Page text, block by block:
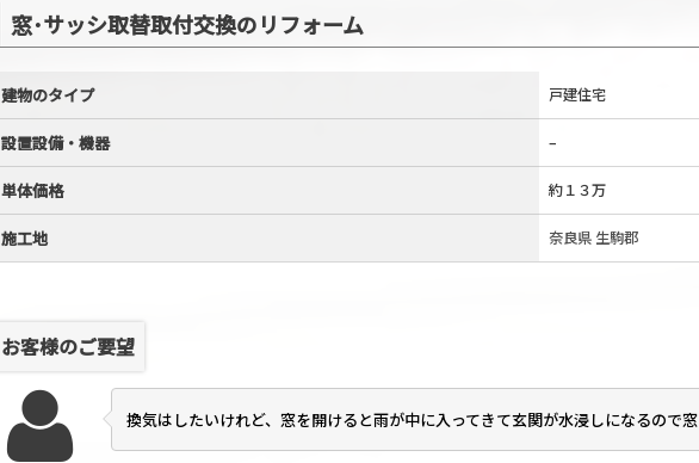
窓･サッシ取替取付交換のリフォーム
建物のタイプ 戸建住宅
設置設備・機器 –
単体価格 約１３万
施工地 奈良県 生駒郡
お客様のご要望
換気はしたいけれど、窓を開けると雨が中に入ってきて玄関が水浸しになるので窓